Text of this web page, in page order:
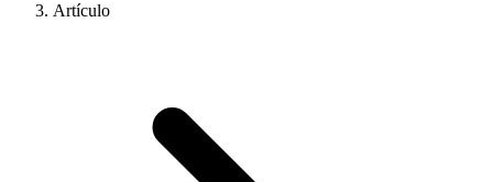
Artículo